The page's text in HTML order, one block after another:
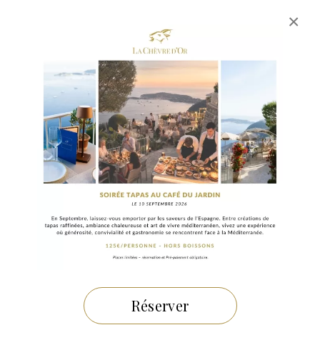
Réserver
×
25 OCTOBRE 2024
Florent Margaillan l’art de la